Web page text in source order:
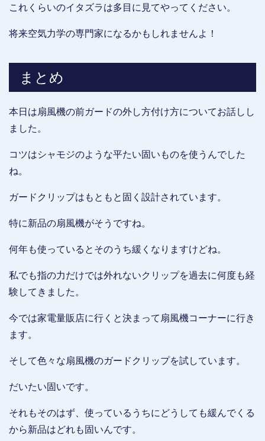
これくらいのイタズラは多目に見てやってください。
将来空気力学の専門家になるかもしれませんよ！
まとめ
本日は扇風機の前ガードの外し方付け方についてお話しし
ました。
コツはシャモジのような平たい固いものを使うんでした
ね。
ガードクリップはもともと固く設計されています。
特に新品の扇風機がそうですね。
何年も使っているとそのうち緩くなりますけどね。
私でも指の力だけでは外れないクリップを過去に何度も経
験してきました。
今では家電量販店に行くと決まって扇風機コーナーに行き
ます。
そして色々な扇風機のガードクリップを試しています。
だいたい固いです。
それもそのはず、使っているうちにどうしても緩んでくる
から新品はどれも固いんです。